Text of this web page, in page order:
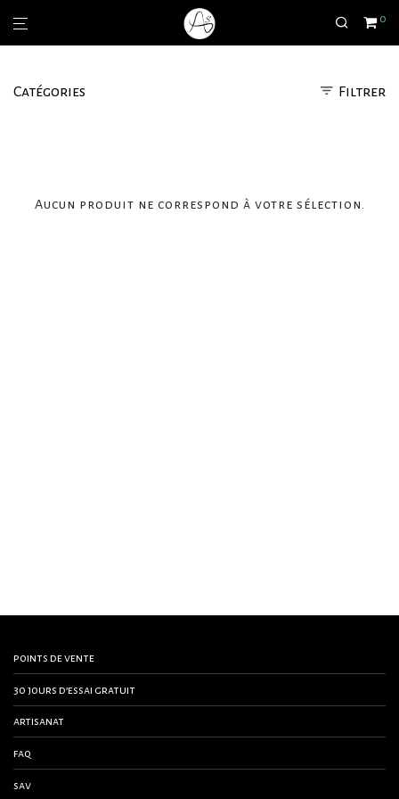
0
Catégories Filtrer
Aucun produit ne correspond à votre sélection.
points de vente
30 jours d’essai gratuit
artisanat
faq
sav